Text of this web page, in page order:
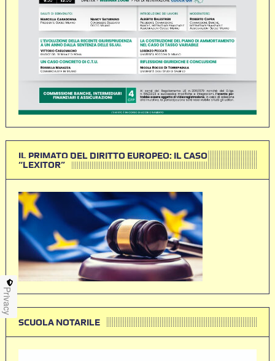
IL PRIMATO DEL DIRITTO EUROPEO: IL CASO
“LEXITOR”
SCUOLA NOTARILE
Privacy